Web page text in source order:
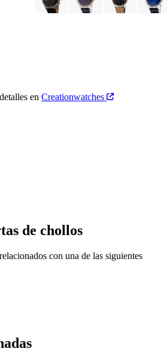
en Creationwatches
de chollos
con una de las siguientes